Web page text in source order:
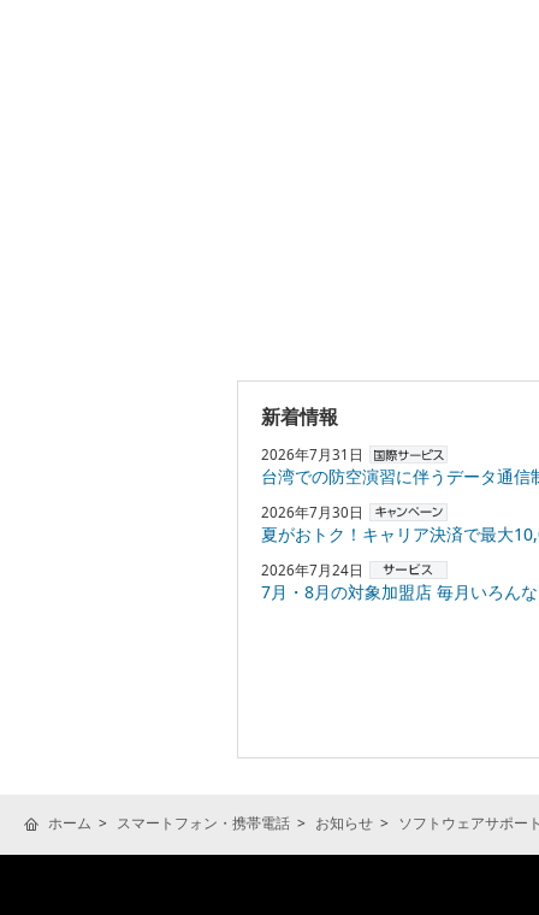
新着情報
2026年7月31日
台湾での防空演習に伴うデータ通信
2026年7月30日
夏がおトク！キャリア決済で最大10,000円
2026年7月24日
7月・8月の対象加盟店 毎月いろんなお店でPayPayポ
ホーム スマートフォン・携帯電話 お知らせ ソフトウェアサポー